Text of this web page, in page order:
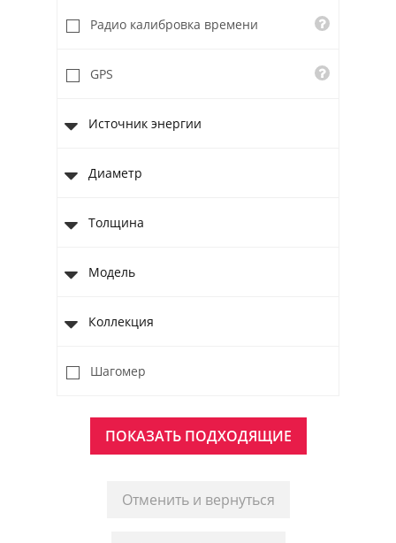
Радио калибровка времени
GPS
Источник энергии
Диаметр
Толщина
Модель
Коллекция
Шагомер
Отменить и вернуться